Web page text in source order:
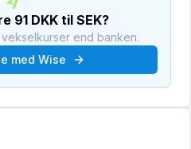
91 DKK til SEK?
end banken.
med Wise